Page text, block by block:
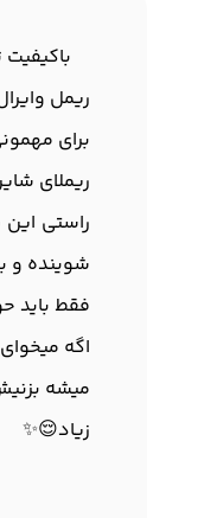
ریمل
برای
ریملای
راستی
شوینده و
فقط باید
اگه
میشه
زیاد😌✨